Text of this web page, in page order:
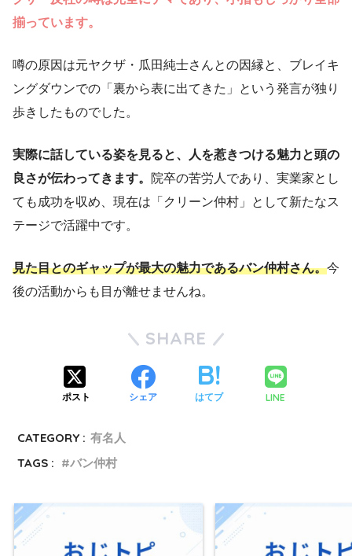
揃っています。
噂の原因は元ヤクザ・瓜田純士さんとの因縁と、ブレイキ
ングダウンでの「裏から表に出てきた」という発言が独り
歩きしたものでした。
実際に話している姿を見ると、人を惹きつける魅力と頭の
良さが伝わってきます。
院卒の苦労人であり、実業家とし
ても成功を収め、現在は「クリーン仲村」として新たなス
テージで活躍中です。
見た目とのギャップが最大の魅力であるバン仲村さん。今
後の活動からも目が離せませんね。
SHARE
ポスト シェア はてブ LINE
CATEGORY : 有名人
TAGS :
バン仲村